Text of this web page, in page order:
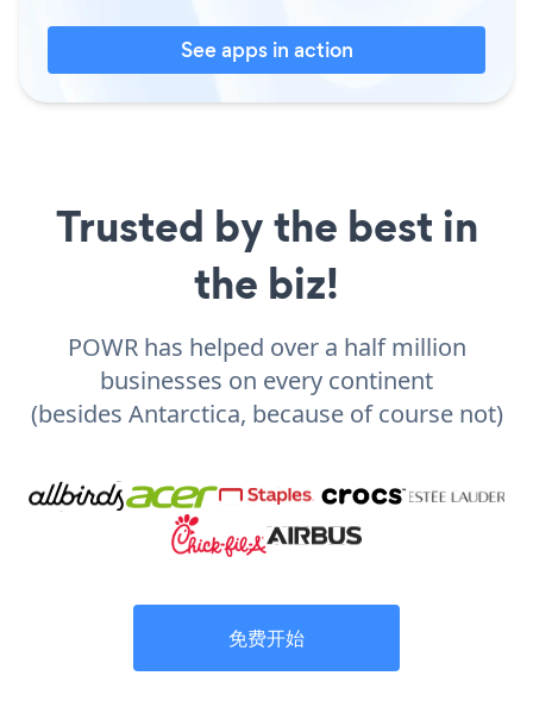
See apps in action
Trusted by the best in
the biz!
POWR has helped over a half million
businesses on every continent
(besides Antarctica, because of course not)
免费开始